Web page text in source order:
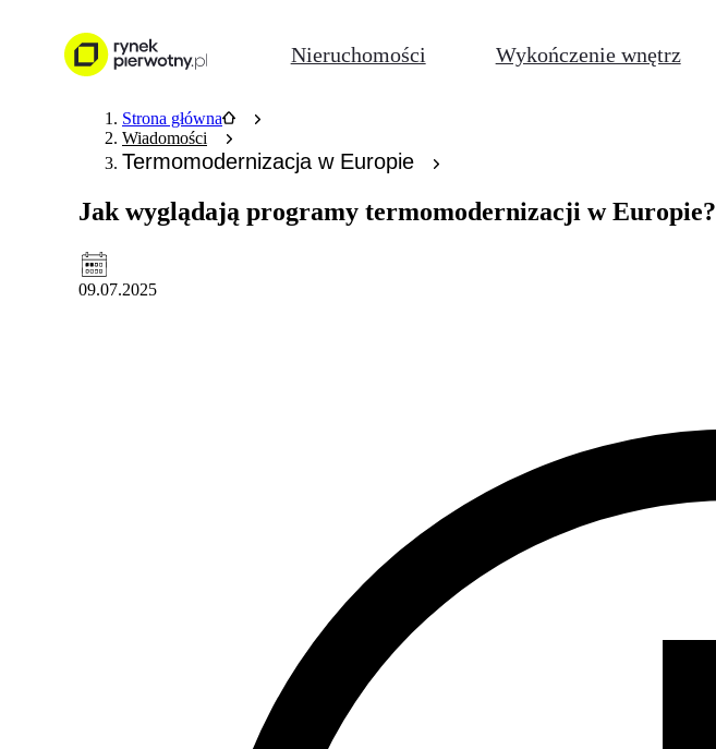
Nieruchomości Wykończenie wnętrz
Strona główna
Wiadomości
Termomodernizacja w Europie
Jak wyglądają programy termomodernizacji w Europie?
09.07.2025